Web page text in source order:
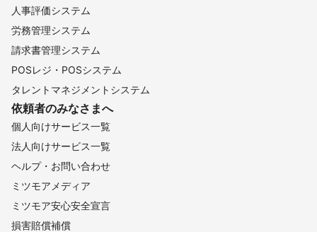
人事評価システム
労務管理システム
請求書管理システム
POSレジ・POSシステム
タレントマネジメントシステム
依頼者のみなさまへ
個人向けサービス一覧
法人向けサービス一覧
ヘルプ・お問い合わせ
ミツモアメディア
ミツモア安心安全宣言
損害賠償補償